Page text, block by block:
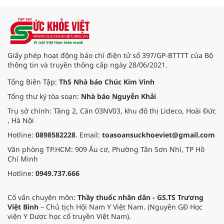
đem đến hơi ấm từ những phương
pháp Nam y thuần Việt, giúp xoa
dịu cơn đau và nâng cao sức khỏe
cho các cựu chiến binh trước sự
thay đổi đột ngột của thời tiết.
Giấy phép hoạt động báo chí điện tử số 397/GP-BTTTT của Bộ
thông tin và truyền thông cấp ngày 28/06/2021.
Tổng Biên Tập: ThS Nhà báo Chúc Kim Vinh
Tổng thư ký tòa soạn: Nhà báo Nguyễn Khải
Trụ sở chính: Tầng 2, Căn 03NV03, khu đô thị Lideco, Hoài Đức
, Hà Nội
Hotline: 0898582228. Email: toasoansuckhoeviet@gmail.com
Văn phòng TP.HCM: 909 Âu cơ, Phường Tân Sơn Nhì, TP Hồ
Chí Minh
Hotline: 0949.737.666
Cố vấn chuyên môn: Thầy thuốc nhân dân - GS.TS Trương
Việt Bình – Chủ tịch Hội Nam Y Việt Nam. (Nguyên GĐ Học
viện Y Dược học cổ truyền Việt Nam).